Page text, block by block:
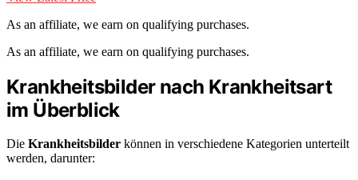
As an affiliate, we earn on qualifying purchases.
As an affiliate, we earn on qualifying purchases.
Krankheitsbilder nach Krankheitsart
im Überblick
Die Krankheitsbilder können in verschiedene Kategorien unterteilt
werden, darunter: